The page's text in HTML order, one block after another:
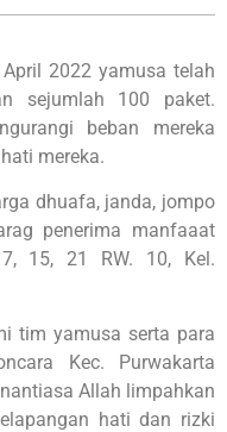
2022 yamusa telah
sejumlah 100 paket.
beban mereka
mereka.
dhuafa, janda, jompo
penerima manfaaat
15, 21 RW. 10, Kel.
tim yamusa serta para
Kec. Purwakarta
Allah limpahkan
hati dan rizki